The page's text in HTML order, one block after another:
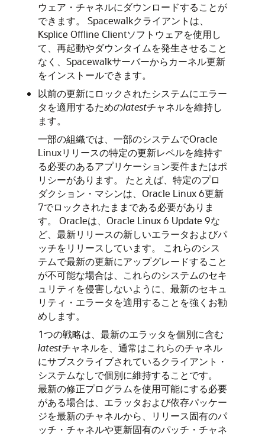
ウェア・チャネルにダウンロードすることが
できます。
Spacewalkクライアントは、
Ksplice Offline Clientソフトウェアを使用し
て、再起動やダウンタイムを発生させること
なく、Spacewalkサーバーからカーネル更新
をインストールできます。
以前の更新にロックされたシステムにエラー
タを適用するためのlatestチャネルを維持し
ます。
一部の組織では、一部のシステムでOracle
Linuxリリースの特定の更新レベルを維持す
る必要のあるアプリケーション要件またはポ
リシーがあります。
たとえば、特定のプロ
ダクション・マシンは、Oracle Linux 6更新
7でロックされたままである必要がありま
す。
Oracleは、Oracle Linux 6 Update 9な
ど、最新リリースの新しいエラータおよびパ
ッチをリリースしています。
これらのシス
テムで最新の更新にアップグレードすること
が不可能な場合は、これらのシステムのセキ
ュリティを侵害しないように、最新のセキュ
リティ・エラータを適用することを強くお勧
めします。
1つの戦略は、最新のエラッタを個別に含む
latestチャネルを、通常はこれらのチャネル
にサブスクライブされているクライアント・
システムなしで個別に維持することです。
最新の修正プログラムを使用可能にする必要
がある場合は、エラッタおよび依存パッケー
ジを最新のチャネルから、リリース固有のパ
ッチ・チャネルや更新固有のパッチ・チャネ